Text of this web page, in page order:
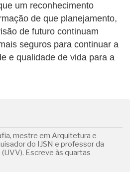
um reconhecimento
de que planejamento,
de futuro continuam
seguros para continuar a
e qualidade de vida para a
mestre em Arquitetura e
do IJSN e professor da
Escreve às quartas